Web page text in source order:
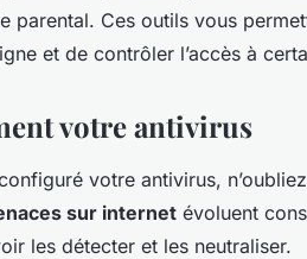
parental. Ces outils vous
et de contrôler l’accès à
votre antivirus
votre antivirus,
sur internet évoluent
les détecter et les neutraliser.